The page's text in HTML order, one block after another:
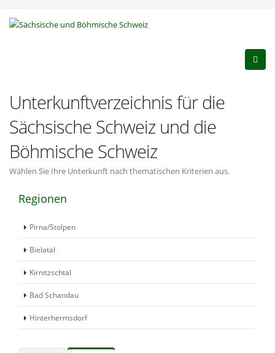
Unterkunftverzeichnis für die
Sächsische Schweiz und die
Böhmische Schweiz
Wählen Sie Ihre Unterkunft nach thematischen Kriterien aus.
Regionen
Pirna/Stolpen
Bielatal
Kirnitzschtal
Bad Schandau
Hinterhermsdorf